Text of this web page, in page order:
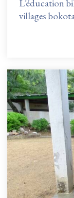
L’éducation
villages